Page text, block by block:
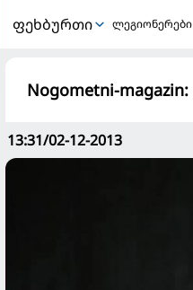
ᲤᲔᲮᲑᲣᲠᲗᲘ ლეგიონერები
Nogometni-
13:31/02-12-2013